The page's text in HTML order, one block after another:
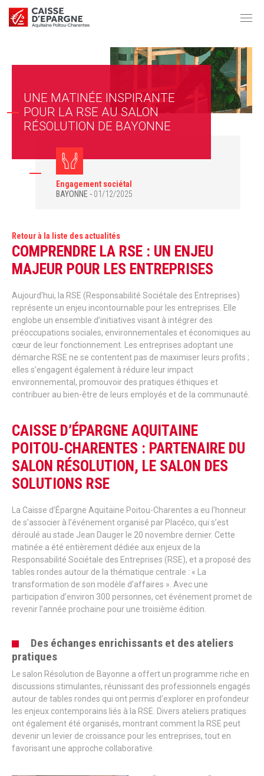
UNE MATINÉE INSPIRANTE
POUR LA RSE AU SALON
RÉSOLUTION DE BAYONNE
Engagement sociétal
BAYONNE
01/12/2025
Retour à la liste des actualités
COMPRENDRE LA RSE : UN ENJEU
MAJEUR POUR LES ENTREPRISES
Aujourd’hui, la RSE (Responsabilité Sociétale des Entreprises)
représente un enjeu incontournable pour les entreprises. Elle
englobe un ensemble d’initiatives visant à intégrer des
préoccupations sociales, environnementales et économiques au
cœur de leur fonctionnement. Les entreprises adoptant une
démarche RSE ne se contentent pas de maximiser leurs profits ;
elles s’engagent également à réduire leur impact
environnemental, promouvoir des pratiques éthiques et
contribuer au bien-être de leurs employés et de la communauté.
CAISSE D’ÉPARGNE AQUITAINE
POITOU-CHARENTES : PARTENAIRE DU
SALON RÉSOLUTION, LE SALON DES
SOLUTIONS RSE
La Caisse d’Épargne Aquitaine Poitou-Charentes a eu l’honneur
de s’associer à l’événement organisé par Placéco, qui s’est
déroulé au stade Jean Dauger le 20 novembre dernier. Cette
matinée a été entièrement dédiée aux enjeux de la
Responsabilité Sociétale des Entreprises (RSE), et a proposé des
tables rondes autour de la thématique centrale : « La
transformation de son modèle d’affaires ». Avec une
participation d’environ 300 personnes, cet événement promet de
revenir l’année prochaine pour une troisième édition.
Des échanges enrichissants et des ateliers
pratiques
Le salon Résolution de Bayonne a offert un programme riche en
discussions stimulantes, réunissant des professionnels engagés
autour de tables rondes qui ont permis d’explorer en profondeur
les enjeux contemporains liés à la RSE. Divers ateliers pratiques
ont également été organisés, montrant comment la RSE peut
devenir un levier de croissance pour les entreprises, tout en
favorisant une approche collaborative.